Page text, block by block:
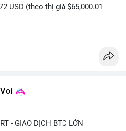
USD (theo thị giá $65,000.01
mempool, mức chuyển động
tài sản giữa các ví nóng hoặc
lược giao dịch ngắn hạn. Nếu
lại, nếu BTC được chuyển sang
- GIAO DỊCH BTC LỚN